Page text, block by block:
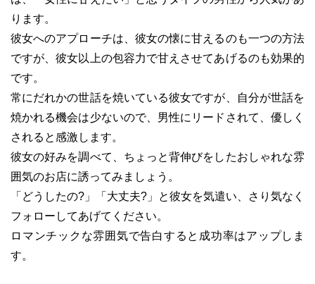
ります。
彼女へのアプローチは、彼女の懐に甘えるのも一つの方法
ですが、彼女以上の包容力で甘えさせてあげるのも効果的
です。
常にだれかの世話を焼いている彼女ですが、自分が世話を
焼かれる機会は少ないので、男性にリードされて、優しく
されると感激します。
彼女の好みを調べて、ちょっと背伸びをしたおしゃれな雰
囲気のお店に誘ってみましょう。
「どうしたの?」「大丈夫?」と彼女を気遣い、さり気なく
フォローしてあげてください。
ロマンチックな雰囲気で告白すると成功率はアップしま
す。